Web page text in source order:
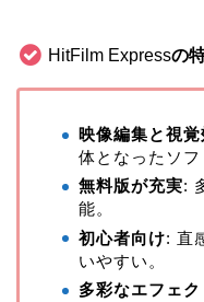
HitFilm Expressの
映像編集と視覚
体となったソフ
無料版が充実:
能。
初心者向け: 直
いやすい。
多彩なエフェク